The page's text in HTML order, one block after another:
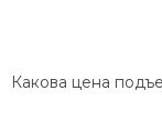
Какова цена